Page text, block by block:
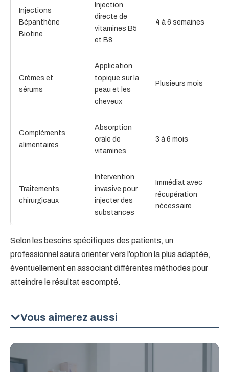
Injections
Bépanthène
Biotine
Injection
directe de
vitamines B5
et B8
4 à 6 semaines
Crèmes et
sérums
Application
topique sur la
peau et les
cheveux
Plusieurs mois
Compléments
alimentaires
Absorption
orale de
vitamines
3 à 6 mois
Traitements
chirurgicaux
Intervention
invasive pour
injecter des
substances
Immédiat avec
récupération
nécessaire
Selon les besoins spécifiques des patients, un
professionnel saura orienter vers l’option la plus adaptée,
éventuellement en associant différentes méthodes pour
atteindre le résultat escompté.
Vous aimerez aussi